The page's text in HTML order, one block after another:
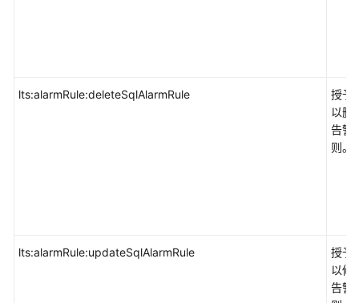
lts:alarmRule:deleteSqlAlarmRule
授予
以删
告警
则。
lts:alarmRule:updateSqlAlarmRule
授予
以修
告警